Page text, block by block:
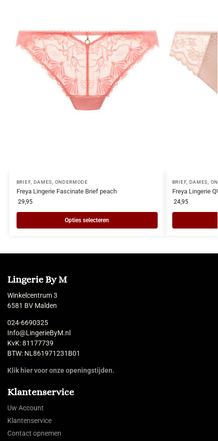
BRIEF, DAMES ONDERMODE
Freya Lingerie Fascinate Brief peach
29,95
Opties selecteren
BRIEF, DAMES
Freya Lingerie
24,95
Lingerie By M
Winkelcentrum 3
6581 BV Malden
024-6690325
Info@LingerieByM.nl
KvK: 81177739
BTW: NL861971231B01
Klik hier voor onze openingstijden.
Klantenservice
Uw Account
Klantenservice
Contact opnemen